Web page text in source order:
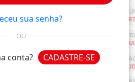
sua senha?
OU
conta? CADASTRE-SE